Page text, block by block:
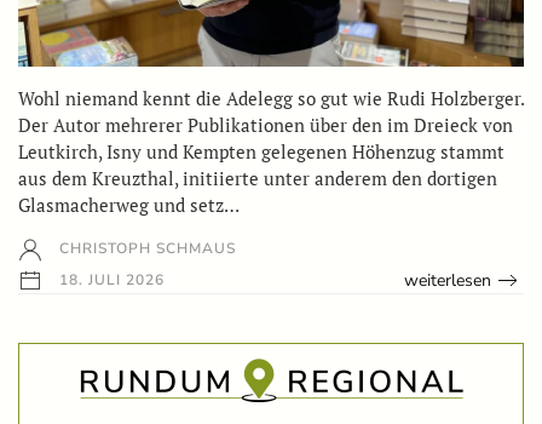
Wohl niemand kennt die Adelegg so gut wie Rudi Holzberger.
Der Autor mehrerer Publikationen über den im Dreieck von
Leutkirch, Isny und Kempten gelegenen Höhenzug stammt
aus dem Kreuzthal, initiierte unter anderem den dortigen
Glasmacherweg und setz…
CHRISTOPH SCHMAUS
18. JULI 2026
weiterlesen